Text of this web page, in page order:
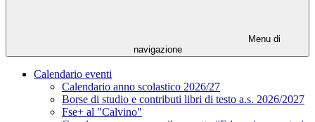
Menu di
navigazione
Calendario eventi
Calendario anno scolastico 2026/27
Borse di studio e contributi libri di testo a.s. 2026/2027
Fse+ al "Calvino"